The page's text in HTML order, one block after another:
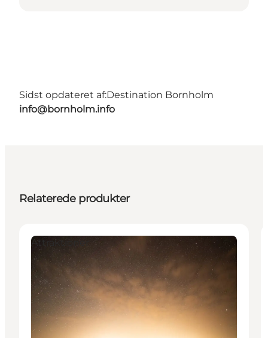
Sidst opdateret af:Destination Bornholm
info@bornholm.info
Relaterede produkter
Attraktioner